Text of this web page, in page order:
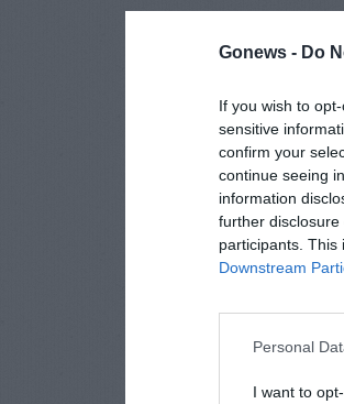
Gonews - Do
If you wish to
sensitive
confirm your
continue seeing
information
further disclosure
participants.
Downstream
Personal
I want to